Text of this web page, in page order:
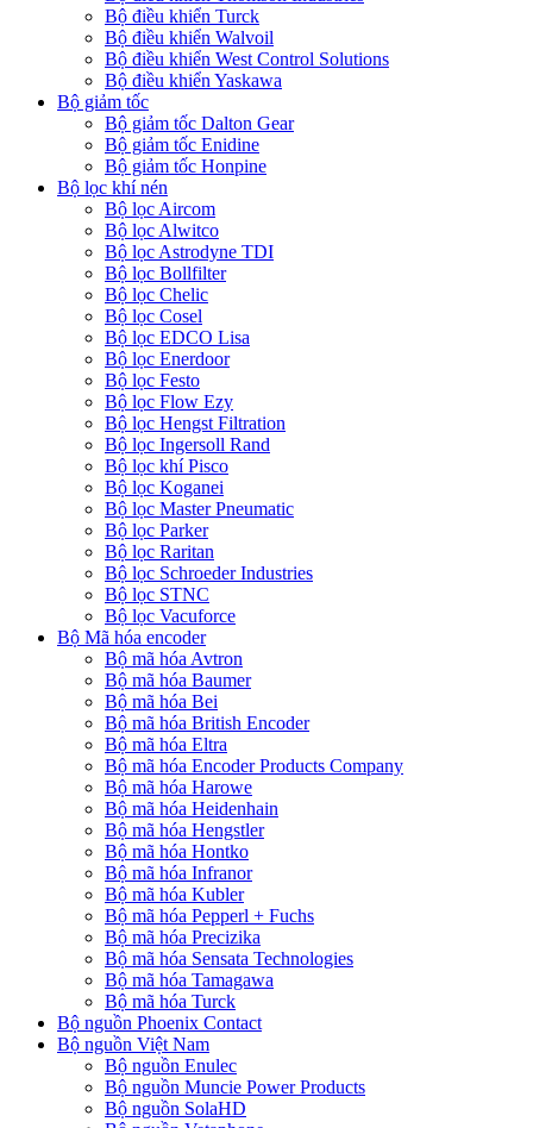
Bộ điều khiển Turck
Bộ điều khiển Walvoil
Bộ điều khiển West Control Solutions
Bộ điều khiển Yaskawa
Bộ giảm tốc
Bộ giảm tốc Dalton Gear
Bộ giảm tốc Enidine
Bộ giảm tốc Honpine
Bộ lọc khí nén
Bộ lọc Aircom
Bộ lọc Alwitco
Bộ lọc Astrodyne TDI
Bộ lọc Bollfilter
Bộ lọc Chelic
Bộ lọc Cosel
Bộ lọc EDCO Lisa
Bộ lọc Enerdoor
Bộ lọc Festo
Bộ lọc Flow Ezy
Bộ lọc Hengst Filtration
Bộ lọc Ingersoll Rand
Bộ lọc khí Pisco
Bộ lọc Koganei
Bộ lọc Master Pneumatic
Bộ lọc Parker
Bộ lọc Raritan
Bộ lọc Schroeder Industries
Bộ lọc STNC
Bộ lọc Vacuforce
Bộ Mã hóa encoder
Bộ mã hóa Avtron
Bộ mã hóa Baumer
Bộ mã hóa Bei
Bộ mã hóa British Encoder
Bộ mã hóa Eltra
Bộ mã hóa Encoder Products Company
Bộ mã hóa Harowe
Bộ mã hóa Heidenhain
Bộ mã hóa Hengstler
Bộ mã hóa Hontko
Bộ mã hóa Infranor
Bộ mã hóa Kubler
Bộ mã hóa Pepperl + Fuchs
Bộ mã hóa Precizika
Bộ mã hóa Sensata Technologies
Bộ mã hóa Tamagawa
Bộ mã hóa Turck
Bộ nguồn Phoenix Contact
Bộ nguồn Việt Nam
Bộ nguồn Enulec
Bộ nguồn Muncie Power Products
Bộ nguồn SolaHD